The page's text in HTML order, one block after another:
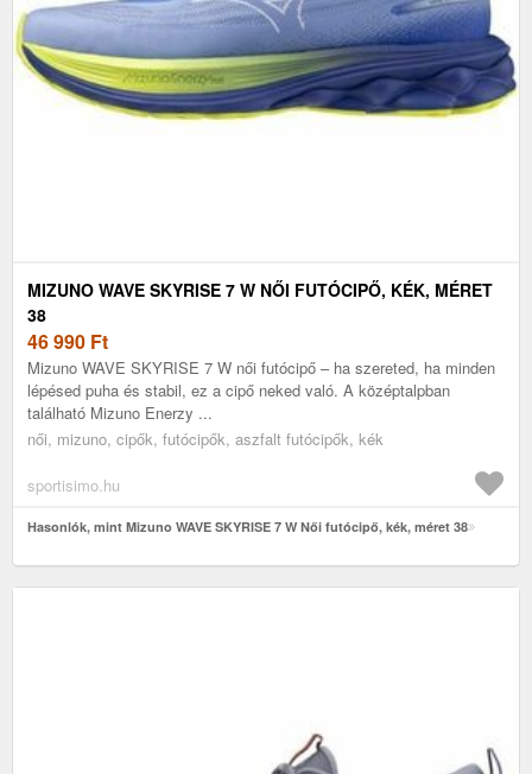
MIZUNO WAVE SKYRISE 7 W NŐI FUTÓCIPŐ, KÉK, MÉRET
38
46 990 Ft
Mizuno WAVE SKYRISE 7 W női futócipő – ha szereted, ha minden
lépésed puha és stabil, ez a cipő neked való. A középtalpban
található Mizuno Enerzy ...
női, mizuno, cipők, futócipők, aszfalt futócipők, kék
sportisimo.hu
Hasonlók, mint Mizuno WAVE SKYRISE 7 W Női futócipő, kék, méret 38